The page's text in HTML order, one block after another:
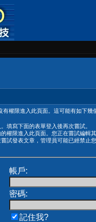
有權限進入此頁面。這可能有如下幾
填寫下面的表單登入後再次嘗試。
權限進入此頁面。您正在嘗試編輯
試發表文章，管理員可能已經禁止
帳戶:
密碼:
記住我?